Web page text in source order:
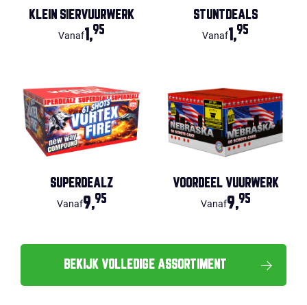
KLEIN SIERVUURWERK
Vanaf1,95
STUNTDEALS
Vanaf1,95
SUPERDEALZ
Vanaf9,95
VOORDEEL VUURWERK
Vanaf9,95
BEKIJK VOLLEDIGE ASSORTIMENT